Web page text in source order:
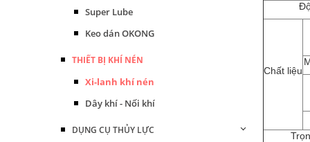
Super Lube
Keo dán OKONG
THIẾT BỊ KHÍ NÉN
Xi-lanh khí nén
Dây khí - Nối khí
DỤNG CỤ THỦY LỰC
Chất liệu